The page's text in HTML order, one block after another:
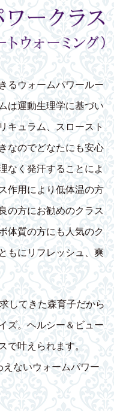
るウォームパワールー
は運動生理学に基づい
キュラム、スロースト
なのでどなたにも安心
なく発汗することによ
作用により低体温の方
の方にお勧めのクラス
体質の方にも人気のク
もにリフレッシュ、爽
してきた森育子だから
ズ。ヘルシー＆ビュー
で叶えられます。
えないウォームパワー